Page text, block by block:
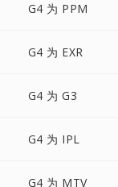
G4 为 PPM
G4 为 EXR
G4 为 G3
G4 为 IPL
G4 为 MTV